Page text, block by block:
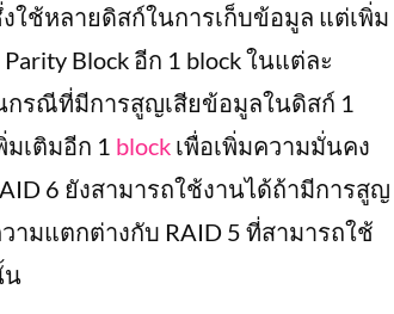
ใช้หลายดิสก์ในการเก็บข้อมูล แต่เพิ่ม
Block อีก 1 block ในแต่ละ
รณีที่มีการสูญเสียข้อมูลในดิสก์ 1
มเติมอีก 1 block เพื่อเพิ่มความมั่นคง
6 ยังสามารถใช้งานได้ถ้ามีการสูญ
ามแตกต่างกับ RAID 5 ที่สามารถใช้
น